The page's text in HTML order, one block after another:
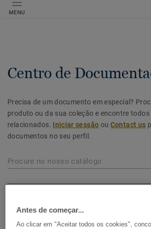
MENU
Centro de
Precisa de um documento em especial?
produto ou da sua coleção e encontre
relacionados. Iniciar sessão ou Contact us
documentos no seu perfil.
Antes de começar...
Ao clicar em "Aceitar todos os cookies",